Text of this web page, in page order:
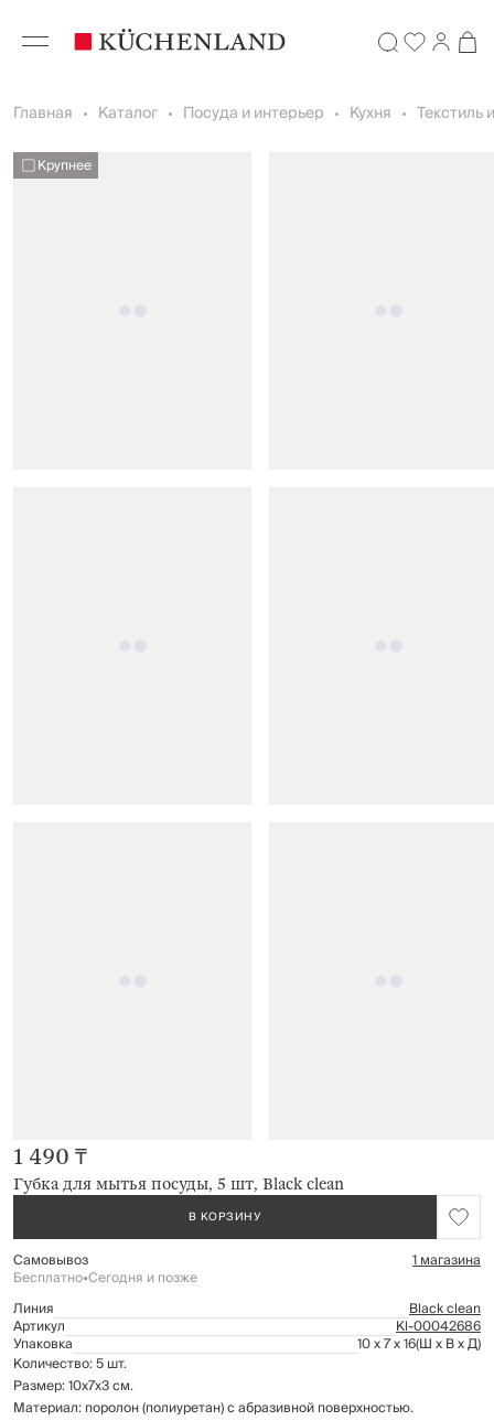
Главная Каталог Посуда и интерьер Кухня Текстиль
Крупнее
Губка для мытья посуды, 5 шт, Black clean
1 490 ₸
В КОРЗИНУ
Самовывоз 1 магазина
Бесплатно•Сегодня и позже
Линия
Black clean
Артикул Kl-00042686
Упаковка 10 x 7 x 16(Ш x В x Д)
Количество: 5 шт.
Размер: 10х7х3 см.
Материал: поролон (полиуретан) с абразивной поверхностью.